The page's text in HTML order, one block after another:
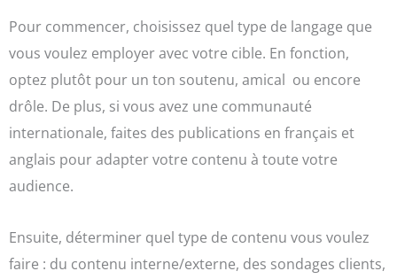
Pour commencer, choisissez quel type de langage que
vous voulez employer avec votre cible. En fonction,
optez plutôt pour un ton soutenu, amical ou encore
drôle. De plus, si vous avez une communauté
internationale, faites des publications en français et
anglais pour adapter votre contenu à toute votre
audience.
Ensuite, déterminer quel type de contenu vous voulez
faire : du contenu interne/externe, des sondages clients,